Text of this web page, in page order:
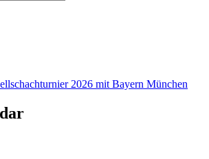
2026 mit Bayern München